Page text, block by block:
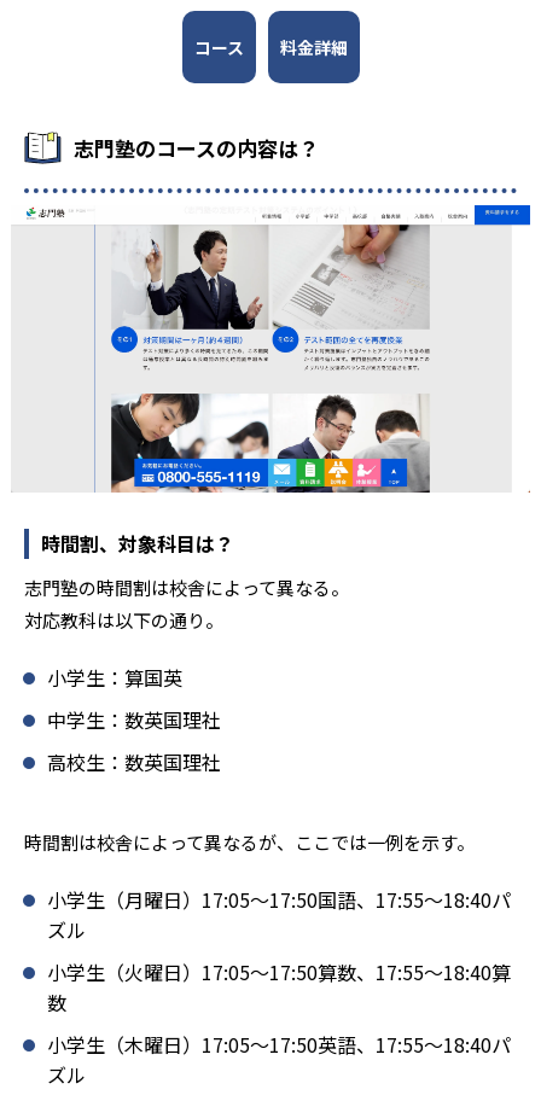
コース 料金詳細
志門塾のコースの内容は？
時間割、対象科目は？
志門塾の時間割は校舎によって異なる。
対応教科は以下の通り。
小学生：算国英
中学生：数英国理社
高校生：数英国理社
時間割は校舎によって異なるが、ここでは一例を示す。
小学生（月曜日）17:05〜17:50国語、17:55〜18:40パ
ズル
小学生（火曜日）17:05〜17:50算数、17:55〜18:40算
数
小学生（木曜日）17:05〜17:50英語、17:55〜18:40パ
ズル